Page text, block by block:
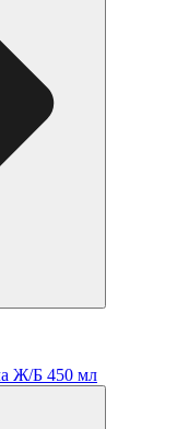
Ж/Б 450 мл